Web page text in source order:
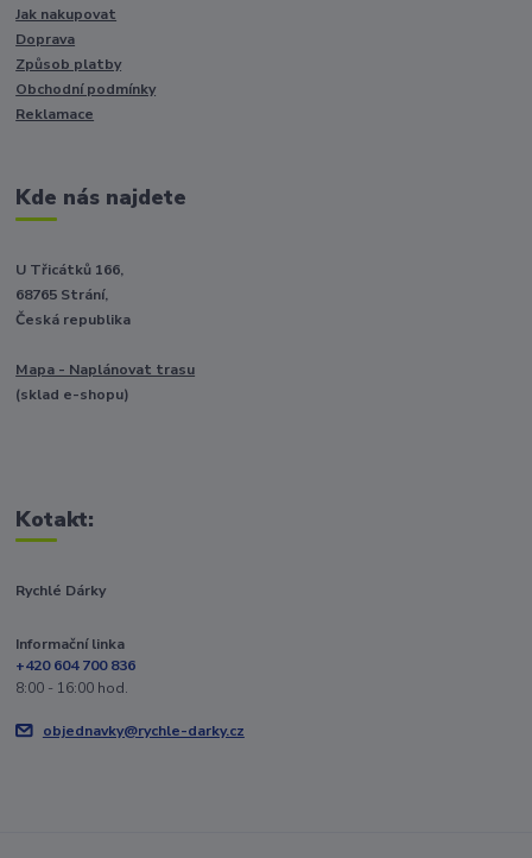
Jak nakupovat
Doprava
Způsob platby
Obchodní podmínky
Reklamace
Kde nás najdete
U Třicátků 166,
68765 Strání,
Česká republika
Mapa - Naplánovat trasu
(sklad e-shopu)
Kotakt:
Rychlé Dárky
Informační linka
+420 604 700 836
8:00 - 16:00 hod.
objednavky@rychle-darky.cz